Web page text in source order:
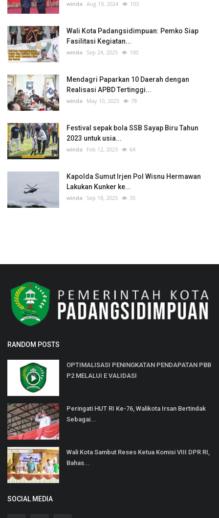
winda Aug 19, 2024 103
Wali Kota Padangsidimpuan: Pemko Siap
Fasilitasi Kegiatan...
winda Sep 24, 2025 100
Mendagri Paparkan 10 Daerah dengan
Realisasi APBD Tertinggi...
winda May 10, 2025 78
Festival sepak bola SSB Sayap Biru Tahun
2023 untuk usia...
winda Feb 12, 2023 64
Kapolda Sumut Irjen Pol Wisnu Hermawan
Lakukan Kunker ke...
winda Sep 18, 2025 35
RANDOM POSTS
OPTIMALISASI PENINGKATAN PENDAPATAN PBB
P2 MELALUI E VALIDASI
Peringati HUT RI Ke-76, Walikota Irsan Bertindak
Sebagai...
Wali Kota Sambut Reses Ketua Komisi VIII DPR RI,
Bahas...
SOCIAL MEDIA